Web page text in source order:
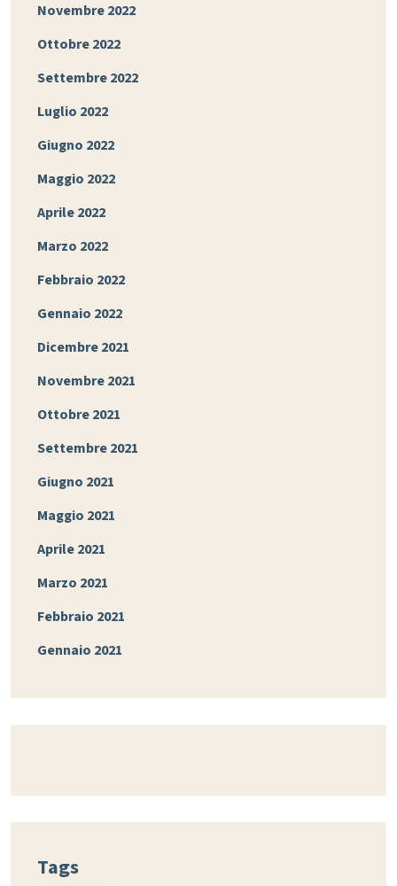
Novembre 2022
Ottobre 2022
Settembre 2022
Luglio 2022
Giugno 2022
Maggio 2022
Aprile 2022
Marzo 2022
Febbraio 2022
Gennaio 2022
Dicembre 2021
Novembre 2021
Ottobre 2021
Settembre 2021
Giugno 2021
Maggio 2021
Aprile 2021
Marzo 2021
Febbraio 2021
Gennaio 2021
Tags